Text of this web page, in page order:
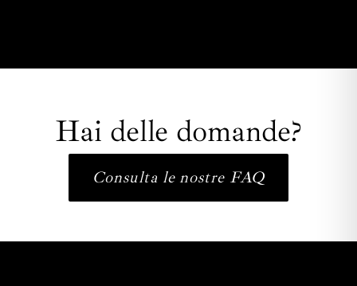
Hai delle domande?
Consulta le nostre FAQ